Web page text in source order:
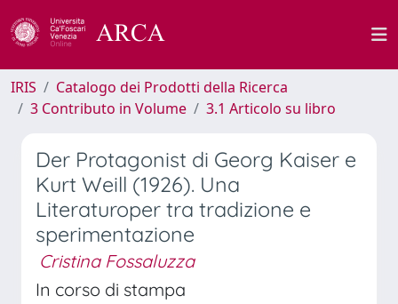
IRIS
Catalogo dei Prodotti della Ricerca
3 Contributo in Volume
3.1 Articolo su libro
Der Protagonist di Georg Kaiser e
Kurt Weill (1926). Una
Literaturoper tra tradizione e
sperimentazione
Cristina Fossaluzza
In corso di stampa